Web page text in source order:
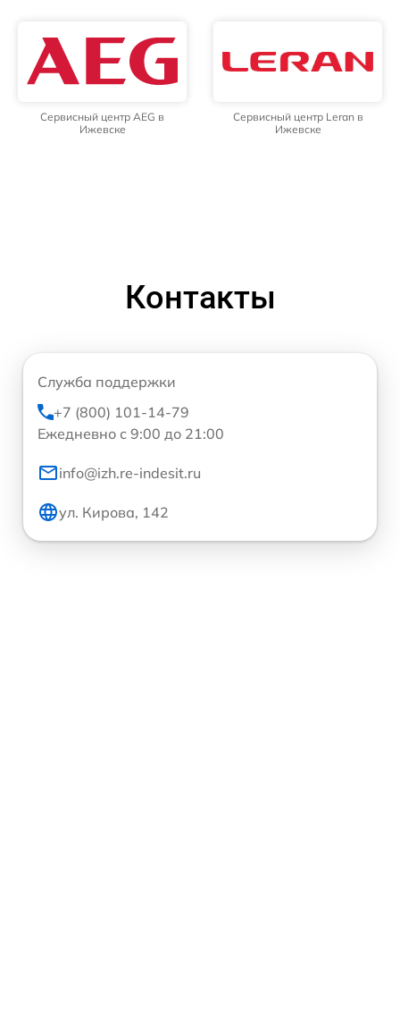
Сервисный центр AEG в
Ижевске
Сервисный центр Leran в
Ижевске
Контакты
Служба поддержки
+7 (800) 101-14-79
Ежедневно с 9:00 до 21:00
info@izh.re-indesit.ru
ул. Кирова, 142